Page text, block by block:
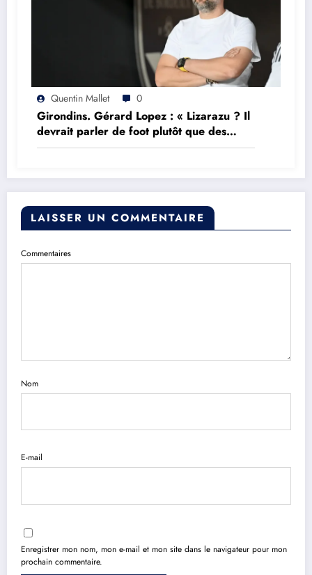
Quentin Mallet 0
Girondins. Gérard Lopez : « Lizarazu ? Il
devrait parler de foot plutôt que des
choses qu’il ne comprend pas »
LAISSER UN COMMENTAIRE
Commentaires
Nom
E-mail
Enregistrer mon nom, mon e-mail et mon site dans le navigateur pour mon
prochain commentaire.